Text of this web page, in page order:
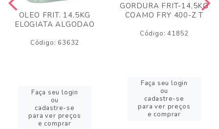
OLEO FRIT. 14,5KG
ELOGIATA ALGODAO
Código: 63632
Faça seu login
ou
cadastre-se
para ver preços
e comprar
GORDURA FRIT-14,5KG
COAMO FRY 400-Z T
Código: 41852
Faça seu login
ou
cadastre-se
para ver preços
e comprar